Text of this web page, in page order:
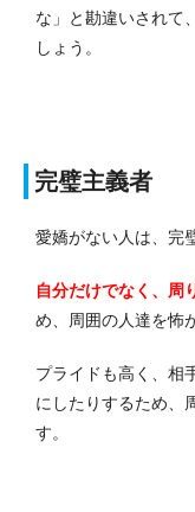
な」と勘違いされて
しょう。
完璧主義者
愛嬌がない人は、完
自分だけでなく、周
め、周囲の人達を怖
プライドも高く、相
にしたりするため、
す。